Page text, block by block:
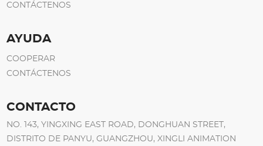
CONTÁCTENOS
AYUDA
COOPERAR
CONTÁCTENOS
CONTACTO
NO. 143, YINGXING EAST ROAD, DONGHUAN STREET,
DISTRITO DE PANYU, GUANGZHOU, XINGLI ANIMATION